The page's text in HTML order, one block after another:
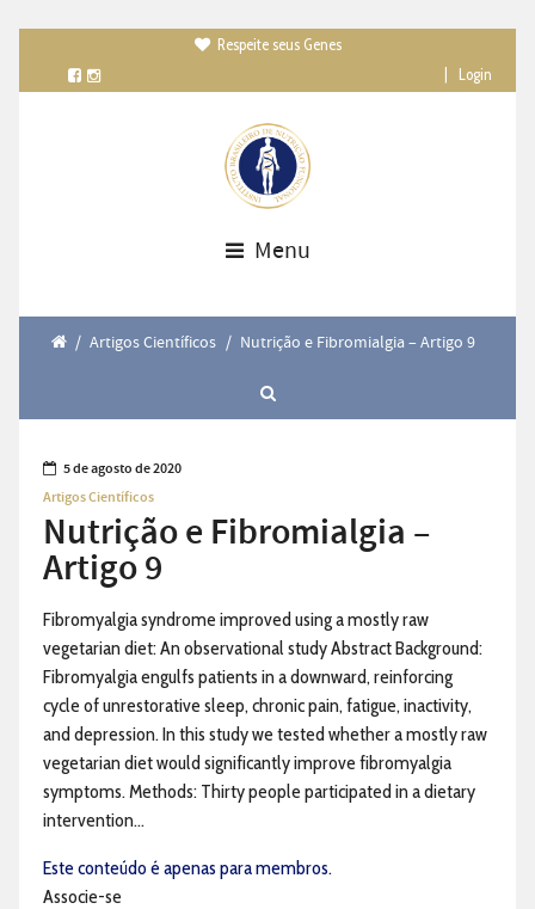
Respeite seus Genes
Login
Menu
/ Artigos Científicos / Nutrição e Fibromialgia – Artigo 9
5 de agosto de 2020
Artigos Científicos
Nutrição e Fibromialgia –
Artigo 9
Fibromyalgia syndrome improved using a mostly raw
vegetarian diet: An observational study Abstract Background:
Fibromyalgia engulfs patients in a downward, reinforcing
cycle of unrestorative sleep, chronic pain, fatigue, inactivity,
and depression. In this study we tested whether a mostly raw
vegetarian diet would significantly improve fibromyalgia
symptoms. Methods: Thirty people participated in a dietary
intervention...
Este conteúdo é apenas para membros.
Associe-se